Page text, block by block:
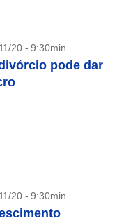
20 - 9:30min
pode dar
20 - 9:30min